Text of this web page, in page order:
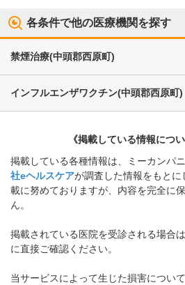
各条件で他の医療機関を探す
禁煙治療(中頭郡西原町)
インフルエンザワクチン(中頭郡西原町)
《掲載している情報につ
掲載している各種情報は、ミーカンパ
社eヘルスケアが調査した情報をもと
載に努めておりますが、内容を完全に
ん。
掲載されている医院を受診される場合
に直接ご確認ください。
当サービスによって生じた損害につい